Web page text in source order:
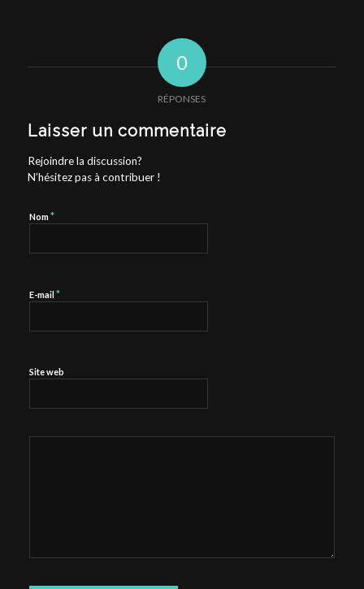
0
RÉPONSES
Laisser un commentaire
Rejoindre la discussion?
N’hésitez pas à contribuer !
Nom*
E-mail *
Site web